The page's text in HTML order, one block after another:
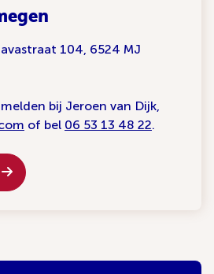
104, 6524 MJ
bij Jeroen van Dijk,
of bel 06 53 13 48 22.